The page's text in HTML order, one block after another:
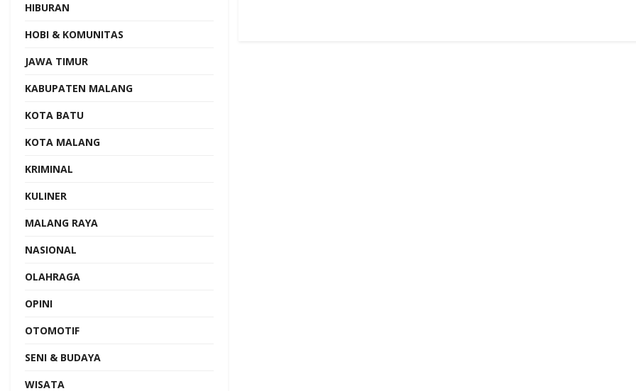
HIBURAN
HOBI & KOMUNITAS
JAWA TIMUR
KABUPATEN MALANG
KOTA BATU
KOTA MALANG
KRIMINAL
KULINER
MALANG RAYA
NASIONAL
OLAHRAGA
OPINI
OTOMOTIF
SENI & BUDAYA
WISATA